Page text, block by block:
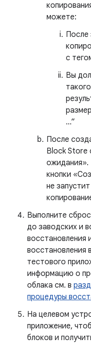
можете:
После
с
Вы
...”
После
Block Store
ожидания».
кнопки
не
Выполните
до заводских и
восстановления
восстановления
тестового
информацию о
облака см. в
процедуры
На целевом
приложение,
блоков и